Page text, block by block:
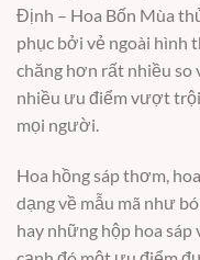
Định – Hoa Bốn Mùa
phục bởi vẻ ngoài hình
chăng hơn rất nhiều so
nhiều ưu điểm vượt trội
mọi người.
Hoa hồng sáp thơm,
dạng về mẫu mã như
hay những hộp hoa